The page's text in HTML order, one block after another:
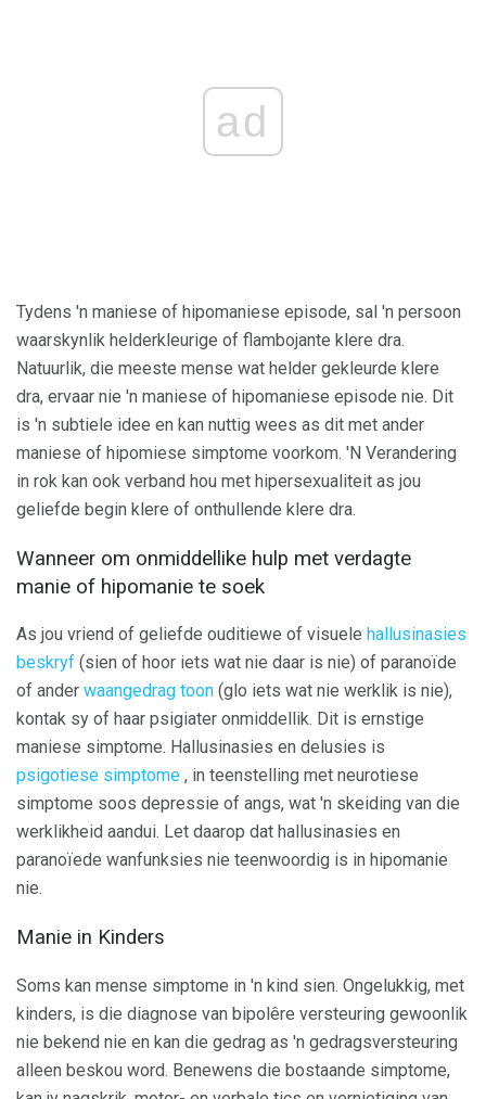
ad
Tydens 'n maniese of hipomaniese episode, sal 'n persoon
waarskynlik helderkleurige of flambojante klere dra.
Natuurlik, die meeste mense wat helder gekleurde klere
dra, ervaar nie 'n maniese of hipomaniese episode nie. Dit
is 'n subtiele idee en kan nuttig wees as dit met ander
maniese of hipomiese simptome voorkom. 'N Verandering
in rok kan ook verband hou met hipersexualiteit as jou
geliefde begin klere of onthullende klere dra.
Wanneer om onmiddellike hulp met verdagte
manie of hipomanie te soek
As jou vriend of geliefde ouditiewe of visuele hallusinasies
beskryf (sien of hoor iets wat nie daar is nie) of paranoïde
of ander waangedrag toon (glo iets wat nie werklik is nie),
kontak sy of haar psigiater onmiddellik. Dit is ernstige
maniese simptome. Hallusinasies en delusies is
psigotiese simptome , in teenstelling met neurotiese
simptome soos depressie of angs, wat 'n skeiding van die
werklikheid aandui. Let daarop dat hallusinasies en
paranoïede wanfunksies nie teenwoordig is in hipomanie
nie.
Manie in Kinders
Soms kan mense simptome in 'n kind sien. Ongelukkig, met
kinders, is die diagnose van bipolêre versteuring gewoonlik
nie bekend nie en kan die gedrag as 'n gedragsversteuring
alleen beskou word. Benewens die bostaande simptome,